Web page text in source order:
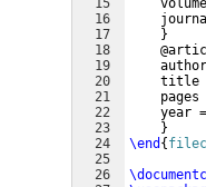
15
16
17
18
19
20
21
22
23
24
25
26
}
title
pages
    year =
}
\end {